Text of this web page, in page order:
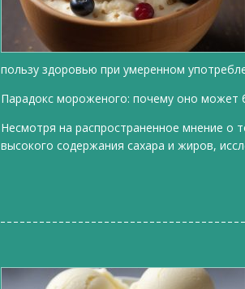
пользу здоровью при умеренном
Парадокс мороженого: почему оно может
Несмотря на распространенное мнение
высокого содержания сахара и жиров,